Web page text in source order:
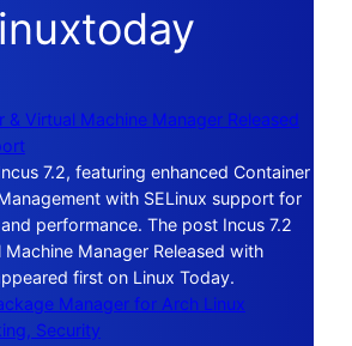
& Virtual Machine Manager Released
7.2, featuring enhanced Container
with SELinux support for
performance. The post Incus 7.2
Machine Manager Released with
first on Linux Today.
Manager for Arch Linux
Security